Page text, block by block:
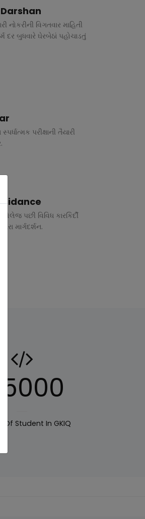
નોકરીની વિગતવાર માહિતી
દર બુધવારે ઘેરબેઠાં પહોચાડતું
પરીક્ષાની તૈયારી
પછી વિવિધ કારકિર્દી
માર્ગદર્શન.
Of Student In GKIQ